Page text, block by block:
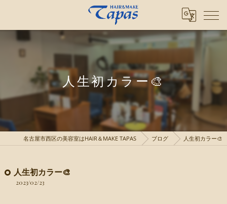
人生初カラー🎨
名古屋市西区の美容室はHAIR＆MAKE TAPAS ブログ 人生初カラー🎨
人生初カラー🎨
2023/02/23